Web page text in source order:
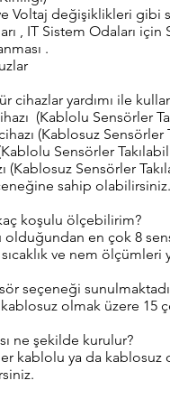
Voltaj değişiklikleri gibi
, IT Sistem Odaları için
.
cihazlar yardımı ile
(Kablolu Sensörler
(Kablosuz Sensörler
Sensörler
Sensörler
sahip olabilirsiniz.
koşulu ölçebilirim?
en çok 8
ve nem ölçümleri
seçeneği
olmak üzere 15
ne şekilde kurulur?
kablolu ya da